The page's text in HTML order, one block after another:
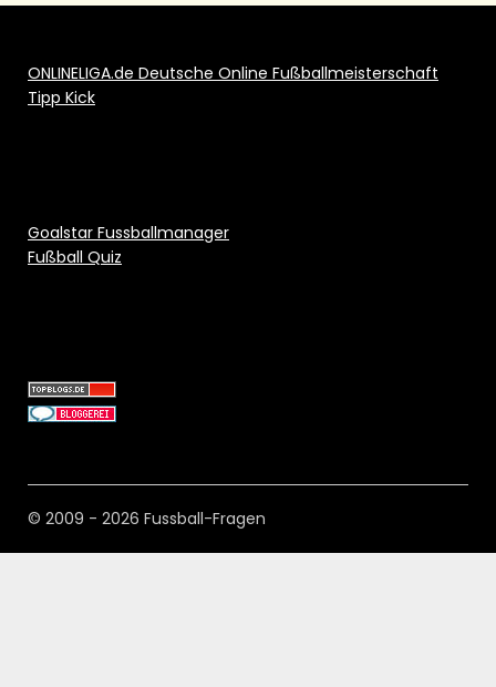
ONLINELIGA.de Deutsche Online Fußballmeisterschaft
Tipp Kick
Goalstar Fussballmanager
Fußball Quiz
© 2009 - 2026 Fussball-Fragen